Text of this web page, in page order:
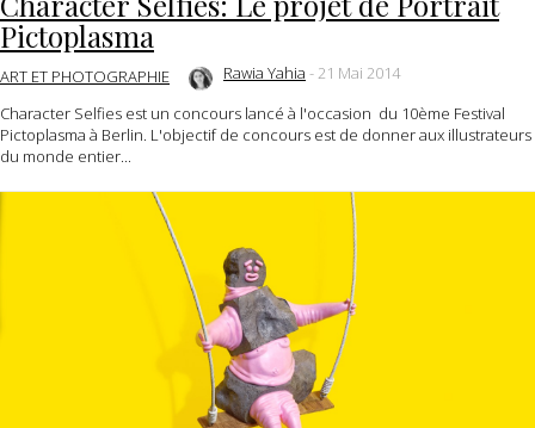
Pictoplasma
ART ET PHOTOGRAPHIE Rawia Yahia -21 Mai 2014
Character Selfies est un concours lancé à l'occasion du 10ème Festival
Pictoplasma à Berlin. L'objectif de concours est de donner aux illustrateurs
du monde entier...